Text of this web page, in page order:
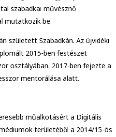
szabadkai művésznő
mutatkozik be.
született Szabadkán. Az újvidéki
2015-ben festészet
osztályában. 2017-ben fejezte a
mentorálása alatt.
műalkotásért a Digitális
területéből a 2014/15-ös